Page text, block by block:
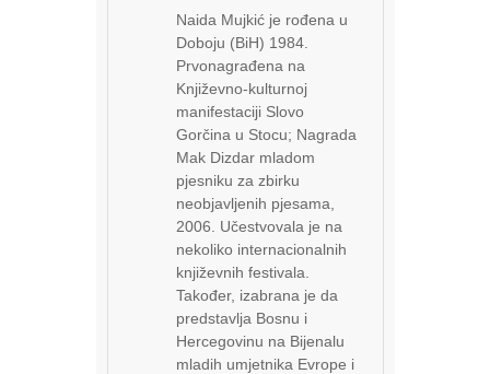
Naida Mujkić je rođena u
Doboju (BiH) 1984.
Prvonagrađena na
Književno-kulturnoj
manifestaciji Slovo
Gorčina u Stocu; Nagrada
Mak Dizdar mladom
pjesniku za zbirku
neobjavljenih pjesama,
2006. Učestvovala je na
nekoliko internacionalnih
književnih festivala.
Također, izabrana je da
predstavlja Bosnu i
Hercegovinu na Bijenalu
mladih umjetnika Evrope i